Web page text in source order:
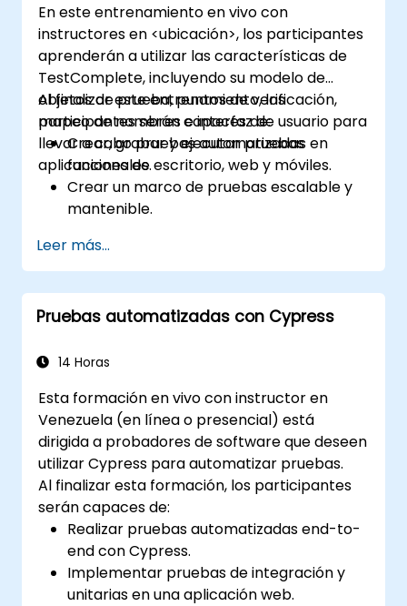
En este entrenamiento en vivo con
instructores en <ubicación>, los participantes
aprenderán a utilizar las características de
TestComplete, incluyendo su modelo de
objetos de prueba, puntos de verificación,
mapeo de nombres e interfaz de usuario para
llevar a cabo pruebas automatizadas en
aplicaciones de escritorio, web y móviles.
Al finalizar este entrenamiento, los
participantes serán capaces de:
Crear, grabar y ejecutar pruebas
funcionales.
Crear un marco de pruebas escalable y
mantenible.
pruebas para múltiples dispositivos y
analizar los resultados de las pruebas.
Utilizar las extensiones de script de
TestComplete.
Leer más...
Pruebas automatizadas con Cypress
14 Horas
Esta formación en vivo con instructor en
Venezuela (en línea o presencial) está
dirigida a probadores de software que deseen
utilizar Cypress para automatizar pruebas.
Al finalizar esta formación, los participantes
serán capaces de:
Realizar pruebas automatizadas end-to-
end con Cypress.
Implementar pruebas de integración y
unitarias en una aplicación web.